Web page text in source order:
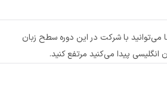
می‌توانید با شرکت در این دوره سطح زبان
انگلیسی پیدا می‌کنید مرتفع کنید.